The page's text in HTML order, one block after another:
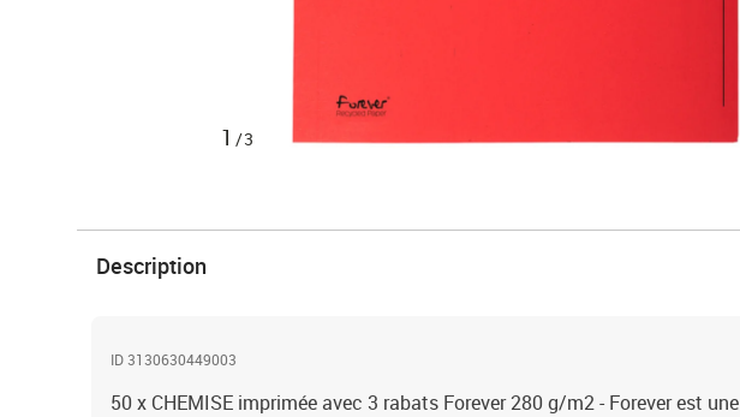
1 /3
Description
ID 3130630449003
50 x CHEMISE imprimée avec 3 rabats Forever 280 g/m2 - Forever est une